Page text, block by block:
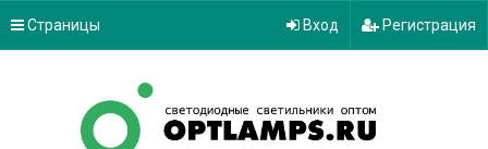
Страницы Вход Регистрация